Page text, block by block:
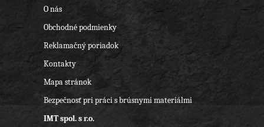
O nás
Obchodné podmienky
Reklamačný poriadok
Kontakty
Mapa stránok
Bezpečnosť pri práci s brúsnymi materiálmi
IMT spol. s r.o.